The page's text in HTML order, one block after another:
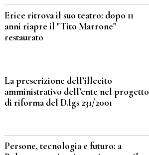
Erice ritrova il suo teatro: dopo 11
anni riapre il "Tito Marrone"
restaurato
La prescrizione dell’illecito
amministrativo dell’ente nel progetto
di riforma del D.lgs 231/2001
Persone, tecnologia e futuro: a